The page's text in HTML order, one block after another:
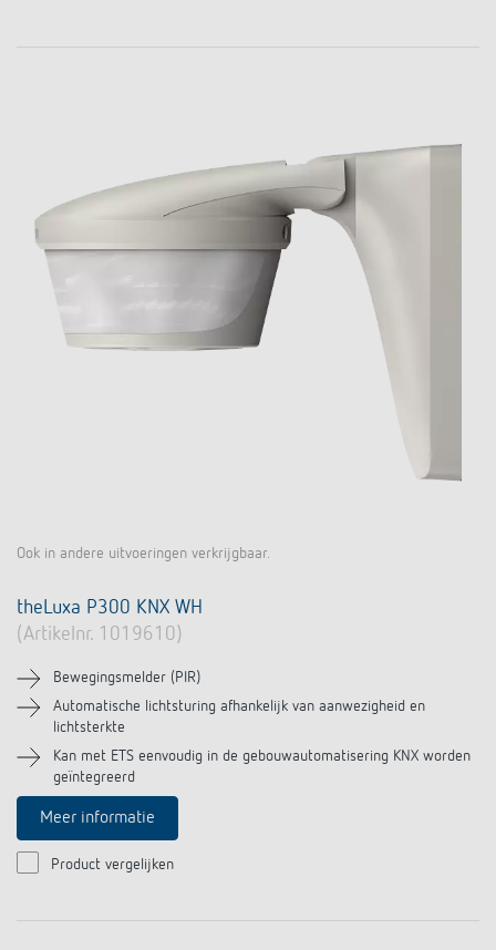
Ook in andere uitvoeringen verkrijgbaar.
theLuxa P300 KNX WH
(Artikelnr. 1019610)
Bewegingsmelder (PIR)
Automatische lichtsturing afhankelijk van aanwezigheid en
lichtsterkte
Kan met ETS eenvoudig in de gebouwautomatisering KNX worden
geïntegreerd
Meer informatie
Product vergelijken